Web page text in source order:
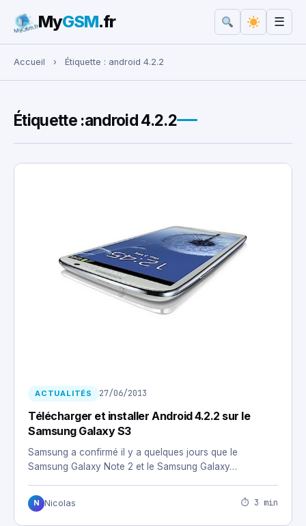
Rechercher :
MyGSM.fr ☰
Accueil › Étiquette : android 4.2.2
Étiquette :android 4.2.2
ACTUALITÉS 27/06/2013
Télécharger et installer Android 4.2.2 sur le
Samsung Galaxy S3
Samsung a confirmé il y a quelques jours que le
Samsung Galaxy Note 2 et le Samsung Galaxy…
N Nicolas ⏱ 3 min